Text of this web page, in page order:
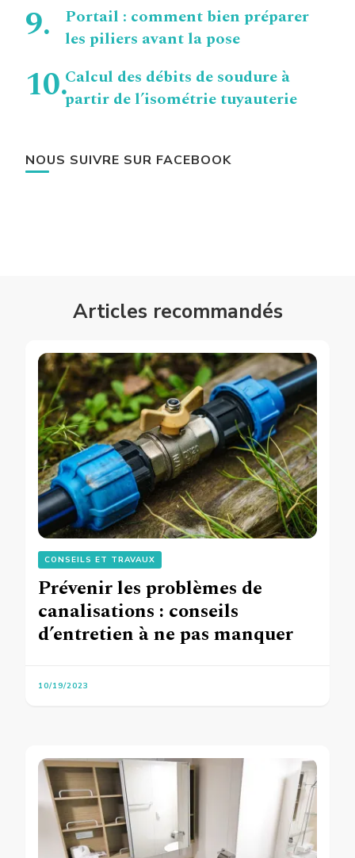
Portail : comment bien préparer
les piliers avant la pose
Calcul des débits de soudure à
partir de l’isométrie tuyauterie
NOUS SUIVRE SUR FACEBOOK
Articles recommandés
CONSEILS ET TRAVAUX
Prévenir les problèmes de
canalisations : conseils
d’entretien à ne pas manquer
10/19/2023